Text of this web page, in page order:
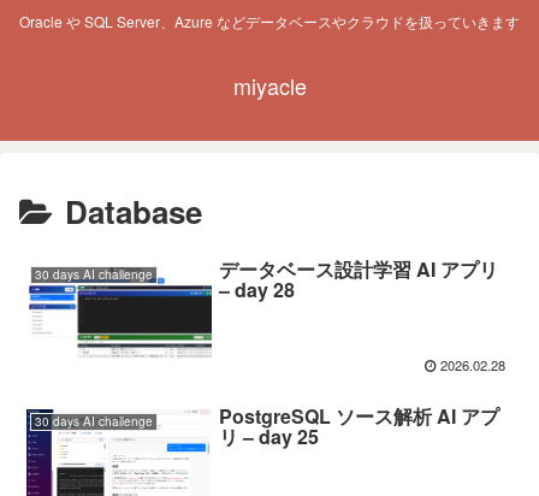
Oracle や SQL Server、Azure などデータベースやクラウドを扱っていきます
miyacle
Database
30 days AI challenge データベース設計学習 AI アプリ
– day 28
2026.02.28
30 days AI challenge PostgreSQL ソース解析 AI アプ
リ – day 25